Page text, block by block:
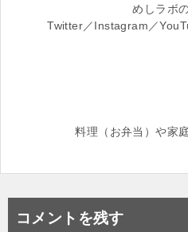
めしラボ
Twitter／Instagram／
料理（お弁当）や家
コメントを残す